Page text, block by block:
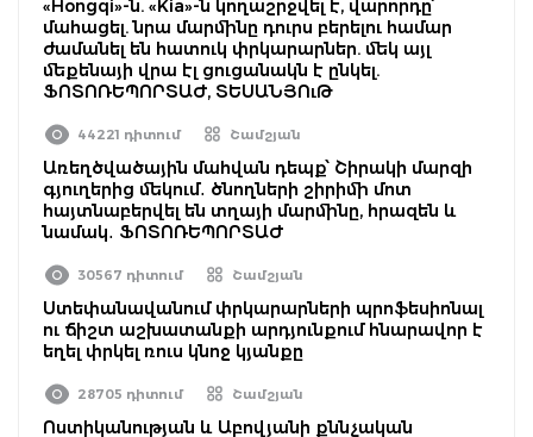
«Hongqi»-ն. «Kia»-ն կողաշրջվել է, վարորդը՝
մահացել. նրա մարմինը դուրս բերելու համար
ժամանել են հատուկ փրկարարներ. մեկ այլ
մեքենայի վրա էլ ցուցանակն է ընկել.
ՖՈՏՈՌԵՊՈՐՏԱԺ, ՏԵՍԱՆՅՈւԹ
44221 դիտում Շամշյան
Առեղծվածային մահվան դեպք՝ Շիրակի մարզի
գյուղերից մեկում․ ծնողների շիրիմի մոտ
հայտնաբերվել են տղայի մարմինը, հրազեն և
նամակ․ ՖՈՏՈՌԵՊՈՐՏԱԺ
30567 դիտում Շամշյան
Ստեփանավանում փրկարարների պրոֆեսիոնալ
ու ճիշտ աշխատանքի արդյունքում հնարավոր է
եղել փրկել ռուս կնոջ կյանքը
28705 դիտում Շամշյան
Ոստիկանության և Աբովյանի քննչական